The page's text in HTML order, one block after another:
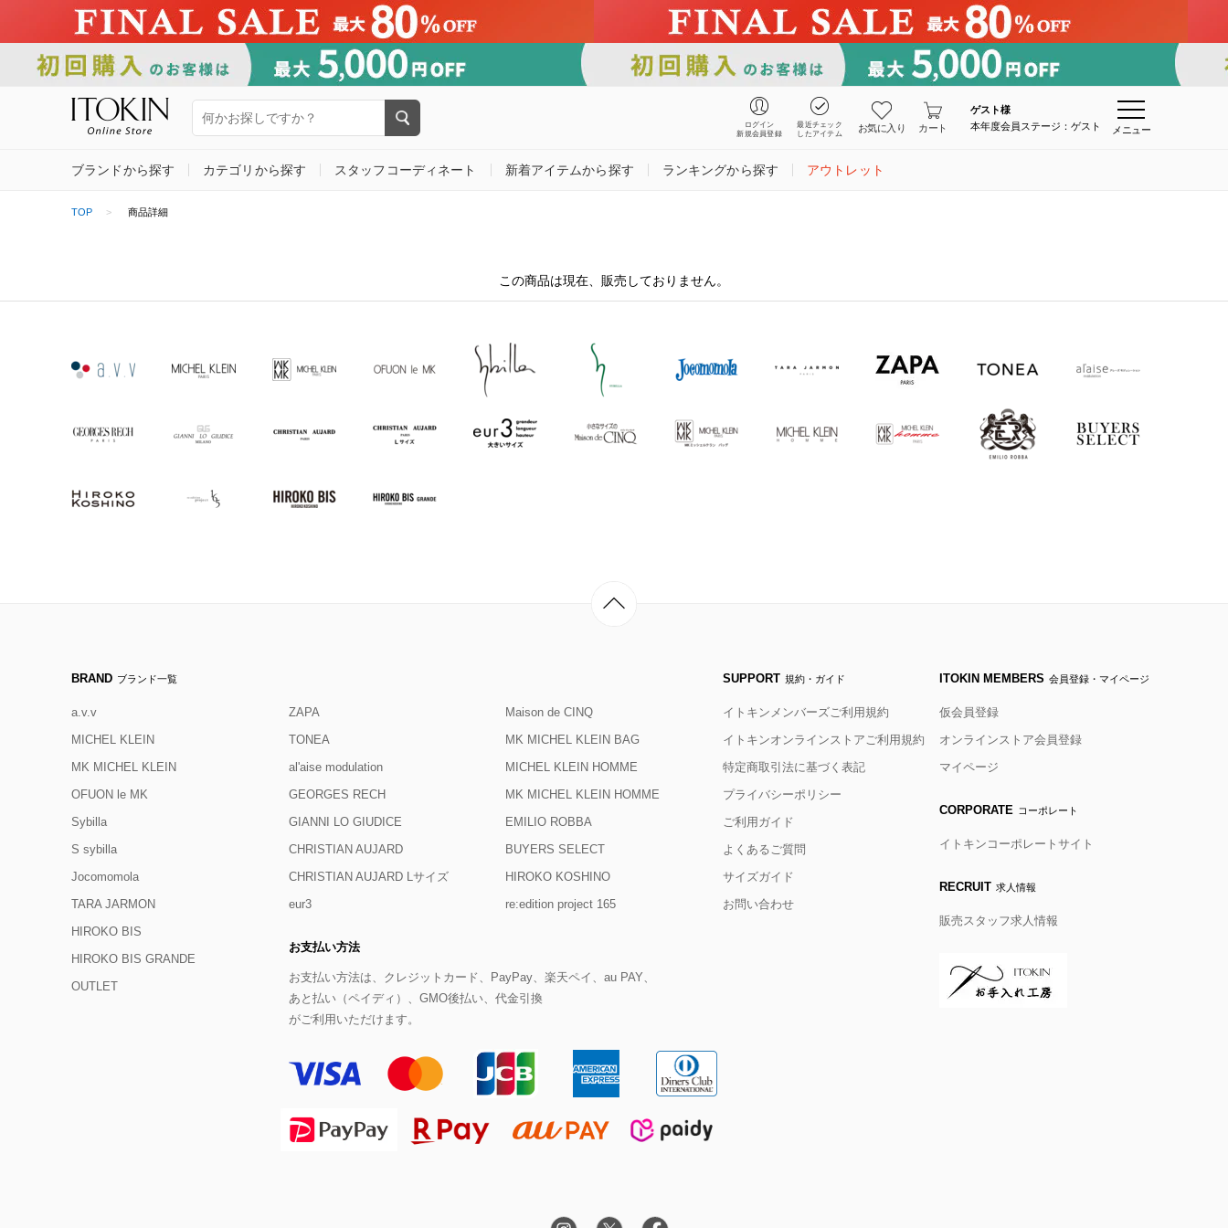
ログイン
新規会員登録
最近チェック
したアイテム
お気に入り カート
ゲスト様
本年度会員ステージ：ゲスト
メニュー
ブランドから探す カテゴリから探す スタッフコーディネート 新着アイテムから探す ランキングから探す アウトレット
TOP 商品詳細
この商品は現在、販売しておりません。
BRAND ブランド一覧
a.v.v
MICHEL KLEIN
MK MICHEL KLEIN
OFUON le MK
Sybilla
S sybilla
Jocomomola
TARA JARMON
ZAPA
TONEA
al'aise modulation
GEORGES RECH
GIANNI LO GIUDICE
CHRISTIAN AUJARD
CHRISTIAN AUJARD Lサイズ
eur3
Maison de CINQ
MK MICHEL KLEIN BAG
MICHEL KLEIN HOMME
MK MICHEL KLEIN HOMME
EMILIO ROBBA
BUYERS SELECT
HIROKO KOSHINO
re:edition project 165
HIROKO BIS
HIROKO BIS GRANDE
OUTLET
お支払い方法
お支払い方法は、クレジットカード、PayPay、楽天ペイ、au PAY、
あと払い（ペイディ）、GMO後払い、代金引換
がご利用いただけます。
SUPPORT 規約・ガイド
イトキンメンバーズご利用規約
イトキンオンラインストアご利用規約
特定商取引法に基づく表記
プライバシーポリシー
ご利用ガイド
よくあるご質問
サイズガイド
お問い合わせ
ITOKIN MEMBERS 会員登録・マイページ
仮会員登録
オンラインストア会員登録
マイページ
CORPORATE コーポレート
イトキンコーポレートサイト
RECRUIT 求人情報
販売スタッフ求人情報